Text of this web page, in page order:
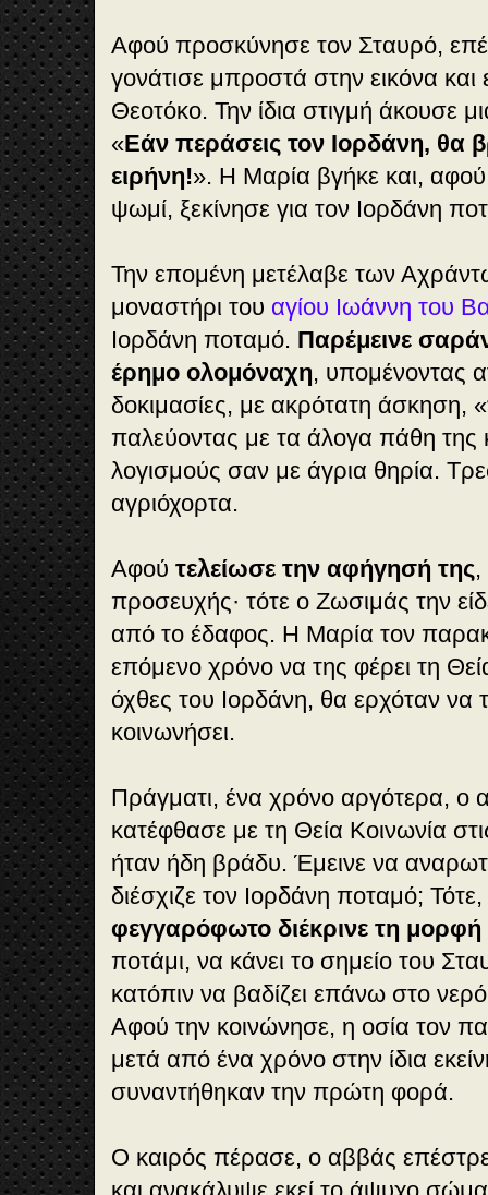
Αφού προσκύνησε τον Σταυρό,
γονάτισε μπροστά στην εικόνα
Θεοτόκο. Την ίδια στιγμή άκουσε
«Εάν περάσεις τον Ιορδάνη, θα
ειρήνη!». Η Μαρία βγήκε και,
ψωμί, ξεκίνησε για τον Ιορδάνη
Την επομένη μετέλαβε των
μοναστήρι του αγίου Ιωάννη του
Ιορδάνη ποταμό. Παρέμεινε
έρημο ολομόναχη, υπομένοντας
δοκιμασίες, με ακρότατη άσκηση, «
παλεύοντας με τα άλογα πάθη της
λογισμούς σαν με άγρια θηρία.
αγριόχορτα.
Αφού τελείωσε την αφήγησή της,
προσευχής· τότε ο Ζωσιμάς την
από το έδαφος. Η Μαρία τον
επόμενο χρόνο να της φέρει τη
όχθες του Ιορδάνη, θα ερχόταν να
κοινωνήσει.
Πράγματι, ένα χρόνο αργότερα, ο
κατέφθασε με τη Θεία Κοινωνία
ήταν ήδη βράδυ. Έμεινε να
διέσχιζε τον Ιορδάνη ποταμό;
φεγγαρόφωτο διέκρινε τη μορφή
ποτάμι, να κάνει το σημείο του
κατόπιν να βαδίζει επάνω στο
Αφού την κοινώνησε, η οσία τον
μετά από ένα χρόνο στην ίδια
συναντήθηκαν την πρώτη φορά.
Ο καιρός πέρασε, ο αββάς